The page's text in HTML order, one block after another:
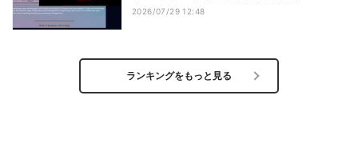
2026/07/29 12:48
ランキングをもっと見る